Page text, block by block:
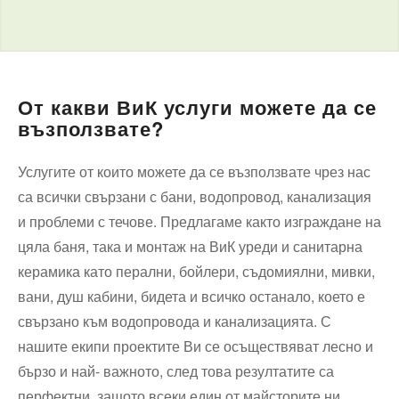
От какви ВиК услуги можете да се
възползвате?
Услугите от които можете да се възползвате чрез нас
са всички свързани с бани, водопровод, канализация
и проблеми с течове. Предлагаме както изграждане на
цяла баня, така и монтаж на ВиК уреди и санитарна
керамика като перални, бойлери, съдомиялни, мивки,
вани, душ кабини, бидета и всичко останало, което е
свързано към водопровода и канализацията. С
нашите екипи проектите Ви се осъществяват лесно и
бързо и най- важното, след това резултатите са